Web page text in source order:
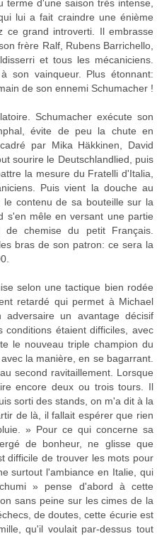
terme d'une saison très intense,
lui a fait craindre une énième
ce grand introverti. Il embrasse
frère Ralf, Rubens Barrichello,
et tous les mécaniciens.
son vainqueur. Plus étonnant:
de son ennemi Schumacher !
Schumacher exécute son
évite de peu la chute en
par Mika Häkkinen, David
sourire le Deutschlandlied, puis
la mesure du Fratelli d'Italia,
Puis vient la douche au
le contenu de sa bouteille sur la
s'en mêle en versant une partie
chemise du petit Français.
bras de son patron: ce sera la
selon une tactique bien rodée
retardé qui permet à Michael
un avantage décisif
étaient difficiles, avec
le nouveau triple champion du
la manière, en se bagarrant.
second ravitaillement. Lorsque
encore deux ou trois tours. Il
sorti des stands, on m'a dit à la
de là, il fallait espérer que rien
» Pour ce qui concerne sa
de bonheur, ne glisse que
difficile de trouver les mots pour
surtout l'ambiance en Italie, qui
» pense d'abord à cette
sans peine sur les cimes de la
de doutes, cette écurie est
qu'il voulait par-dessus tout